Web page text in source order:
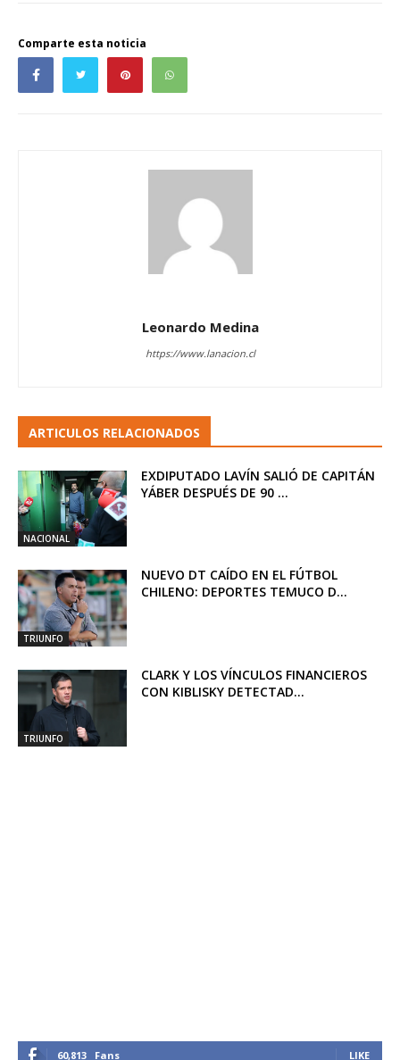
Comparte esta noticia
Leonardo Medina
https://www.lanacion.cl
ARTICULOS RELACIONADOS
NACIONAL
EXDIPUTADO LAVÍN SALIÓ DE CAPITÁN
YÁBER DESPUÉS DE 90 ...
TRIUNFO
NUEVO DT CAÍDO EN EL FÚTBOL
CHILENO: DEPORTES TEMUCO D...
TRIUNFO
CLARK Y LOS VÍNCULOS FINANCIEROS
CON KIBLISKY DETECTAD...
60,813 Fans LIKE